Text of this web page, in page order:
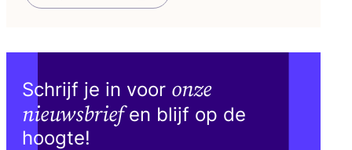
Schrijf je in voor onze
nieuwsbriefen blijf op de
hoogte!